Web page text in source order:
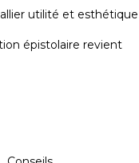
utilité et esthétique
épistolaire revient